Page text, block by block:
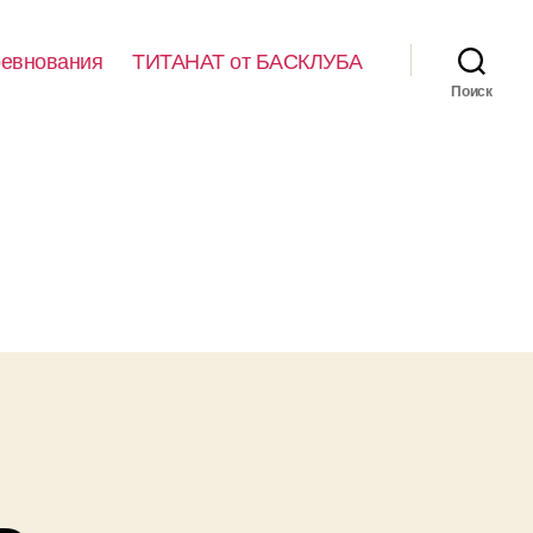
ТИТАНАТ от БАСКЛУБА
Поиск